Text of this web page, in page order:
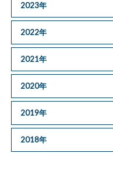
2023年
2022年
2021年
2020年
2019年
2018年